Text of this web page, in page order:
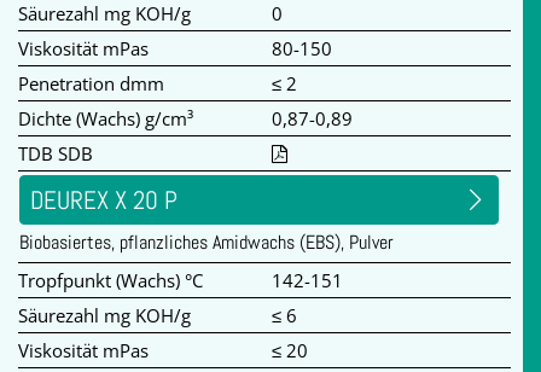
Säurezahl mg KOH/g
0
Viskosität mPas
80-150
Penetration dmm
≤ 2
Dichte (Wachs) g/cm³
0,87-0,89
TDB SDB
DEUREX X 20 P
Biobasiertes, pflanzliches Amidwachs (EBS), Pulver
Tropfpunkt (Wachs) °C
142-151
Säurezahl mg KOH/g
≤ 6
Viskosität mPas
≤ 20